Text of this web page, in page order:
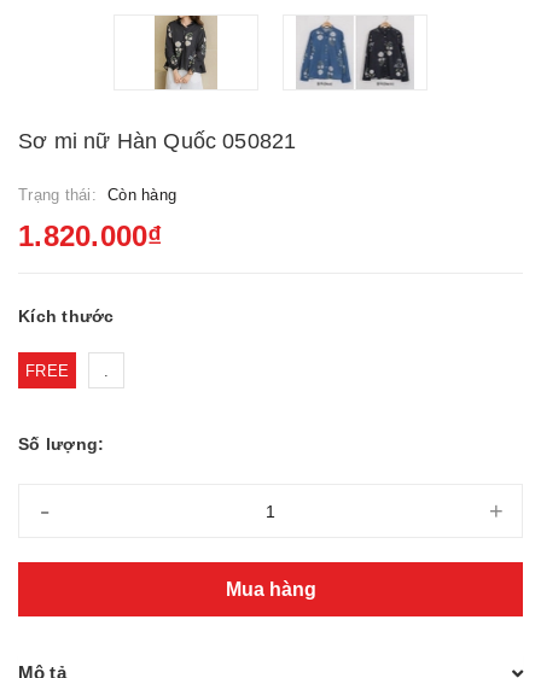
Sơ mi nữ Hàn Quốc 050821
Trạng thái: Còn hàng
1.820.000₫
Kích thước
FREE .
Số lượng:
- +
Mua hàng
Mô tả